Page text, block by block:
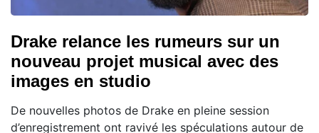
Drake relance les rumeurs sur un
nouveau projet musical avec des
images en studio
De nouvelles photos de Drake en pleine session
d’enregistrement ont ravivé les spéculations autour de